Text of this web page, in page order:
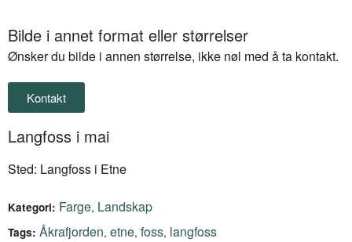
Bilde i annet format eller størrelser
Ønsker du bilde i annen størrelse, ikke nøl med å ta kontakt.
Kontakt
Langfoss i mai
Sted: Langfoss i Etne
Kategori: Farge, Landskap
Tags: Åkrafjorden, etne, foss, langfoss